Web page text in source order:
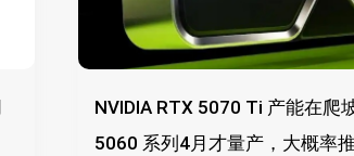
NVIDIA RTX 5070 Ti 产能在爬
5060 系列4月才量产，大概率